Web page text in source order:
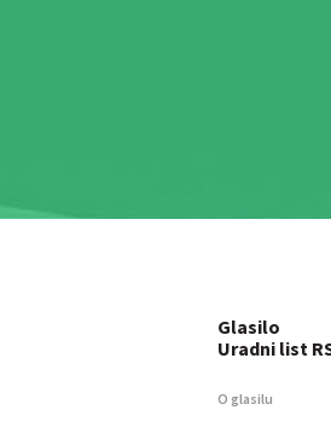
Glasilo
Uradni list
O glasilu